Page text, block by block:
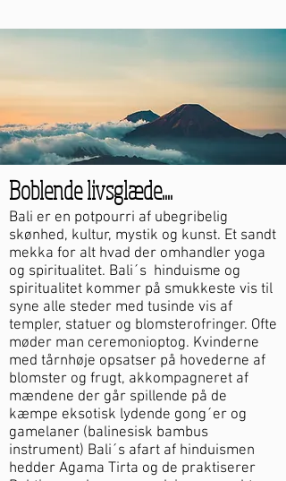
Boblende livsglæde....
Bali er en potpourri af ubegribelig
skønhed, kultur, mystik og kunst. Et sandt
mekka for alt hvad der omhandler yoga
og spiritualitet. Bali´s hinduisme og
spiritualitet kommer på smukkeste vis til
syne alle steder med tusinde vis af
templer, statuer og blomsterofringer. Ofte
møder man ceremonioptog. Kvinderne
med tårnhøje opsatser på hovederne af
blomster og frugt, akkompagneret af
mændene der går spillende på de
kæmpe eksotisk lydende gong´er og
gamelaner (balinesisk bambus
instrument) Bali´s afart af hinduismen
hedder Agama Tirta og de praktiserer